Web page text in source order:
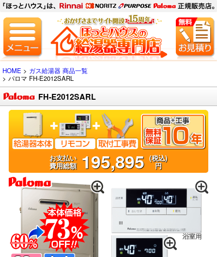
HOME > ガス給湯器 商品一覧
> パロマ FH-E2012SARL
FH-E2012SARL
お支払い
費用総額195,895 (税込)
円